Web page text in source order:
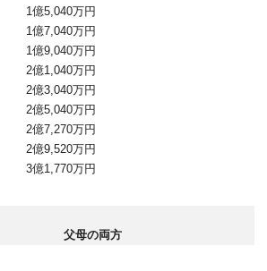
1億5,040万円
1億7,040万円
1億9,040万円
2億1,040万円
2億3,040万円
2億5,040万円
2億7,270万円
2億9,520万円
3億1,770万円
父母の両方